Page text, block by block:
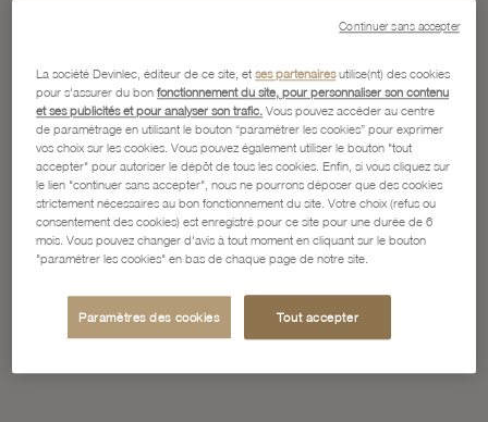
La société Devinlec, éditeur de ce site, etses partenairesutilise(nt) des cookies
pour s'assurer du bonfonctionnement du site, pour personnaliser son contenu
et ses publicités et pour analyser son trafic. Vous pouvez accéder au centre
de paramétrage en utilisant le bouton “paramétrer les cookies” pour exprimer
vos choix sur les cookies. Vous pouvez également utiliser le bouton "tout
accepter" pour autoriser le dépôt de tous les cookies. Enfin, si vous cliquez sur
le lien "continuer sans accepter", nous ne pourrons déposer que des cookies
strictement nécessaires au bon fonctionnement du site. Votre choix (refus ou
consentement des cookies) est enregistré pour ce site pour une durée de 6
mois. Vous pouvez changer d'avis à tout moment en cliquant sur le bouton
"paramétrer les cookies" en bas de chaque page de notre site.
Paramètres des cookies Tout accepter
Continuer sans accepter